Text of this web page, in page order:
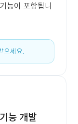
능이 포함됩니
으세요.
능 개발